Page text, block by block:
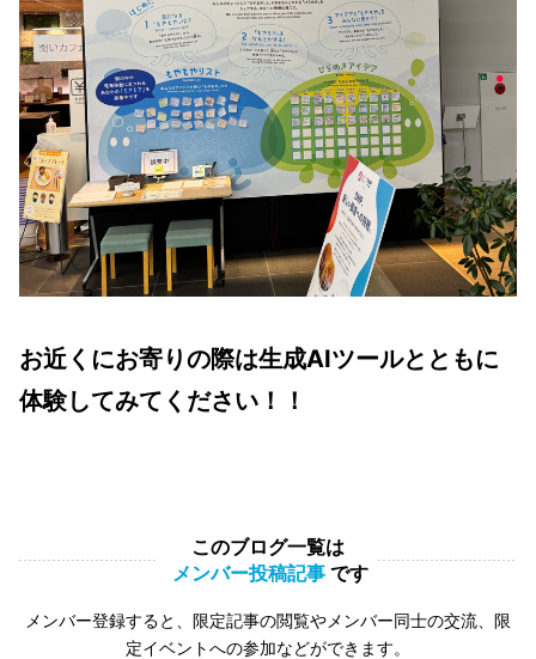
お近くにお寄りの際は生成AIツールとともに
体験してみてください！！
このブログ一覧は
メンバー投稿記事 です
メンバー登録すると、限定記事の閲覧やメンバー同士の交流、限
定イベントへの参加などができます。